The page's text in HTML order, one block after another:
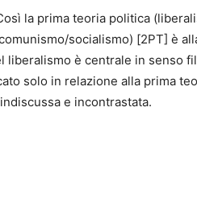
la prima teoria politica
socialismo) [2PT] è
liberalismo è centrale in senso
solo in relazione alla prima
e incontrastata.